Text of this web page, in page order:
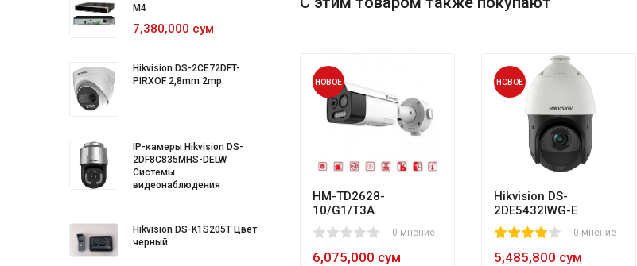
НОВОЕ
HM-TD2628-
10/G1/T3A
0 1 2 0 мнение
6,075,000 сум
НОВОЕ
Hikvision DS-
2DE5432IWG-E
80 1 2 0 мнение
5,485,800 сум
M4
7,380,000 сум
Hikvision DS-2CE72DFT-
PIRXOF 2,8mm 2mp
IP-камеры Hikvision DS-
2DF8C835MHS-DELW
Системы
видеонаблюдения
Hikvision DS-K1S205T Цвет
черный